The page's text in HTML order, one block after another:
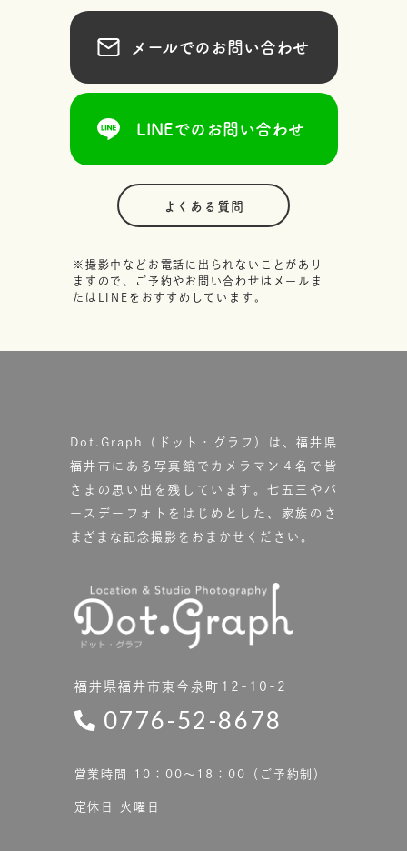
メールでのお問い合わせ
LINEでのお問い合わせ
よくある質問
※撮影中などお電話に出られないことがあり
ますので、ご予約やお問い合わせはメールま
たはLINEをおすすめしています。
Dot.Graph（ドット・グラフ）は、福井県
福井市にある写真館で カメラマン４名で皆
さまの思い出を残しています。七五三やバ
ースデーフォトをはじめとした、家族のさ
まざまな記念撮影をおまかせください。
福井県福井市東今泉町12-10-2
0776-52-8678
営業時間 10：00〜18：00（ご予約制）
定休日 火曜日